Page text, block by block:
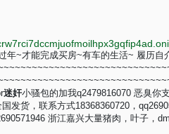
年~才能完成买房~有车的生活~ 履历自
迷奸小骚包的加我q2479816070 恶臭你
发货，联系方式18368360720，
浙江嘉兴大量猪肉，叶子，